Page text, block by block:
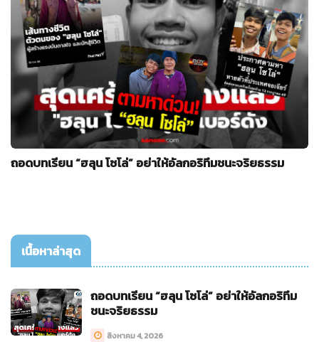
ถอดบทเรียน “ฮลุน โซโล่” อย่าให้อัลกอริทึมชนะจริยธรรม
เนื้อหาล่าสุด
ถอดบทเรียน “ฮลุน โซโล่” อย่าให้อัลกอริทึม
ชนะจริยธรรม
สิงหาคม 4, 2026